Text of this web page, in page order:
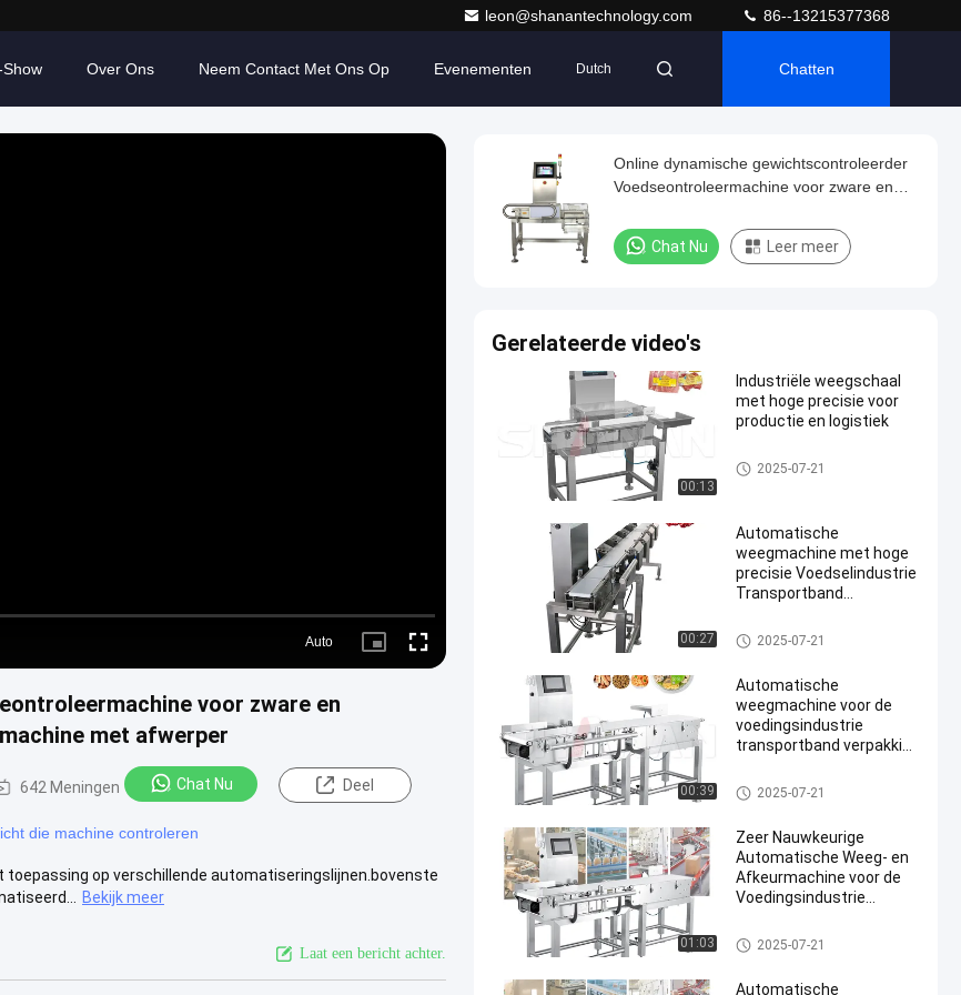
leon@shanantechnology.com 86--13215377368
Show Over Ons Neem Contact Met Ons Op Evenementen Dutch Chatten
Auto
Picture- Fullscreen
voor zware en
met afwerper
642 Meningen Chat Nu Deel
die machine controleren
toepassing op verschillende automatiseringslijnen.bovenste
Bekijk meer
Laat een bericht achter.
Online dynamische gewichtscontroleerder
Voedseontroleermachine voor zware en
Controleermachine met afwerper
Chat Nu Leer meer
Gerelateerde video's
00:13
Industriële weegschaal
met hoge precisie voor
productie en logistiek
De Controleur van het transpor
tbandgewicht
2025-07-21
00:27
Automatische
weegmachine met hoge
precisie Voedselindustrie
Transportband
Farmaceutische
producten
De Controleur van het transpor
tbandgewicht
2025-07-21
00:39
Automatische
weegmachine voor de
voedingsindustrie
transportband verpakking
gewichtssorteermachine
De Controleur van het transpor
tbandgewicht
2025-07-21
01:03
Zeer Nauwkeurige
Automatische Weeg- en
Afkeurmachine voor de
Voedingsindustrie
Checkweigher 300g-30kg
De Controleur van het transpor
tbandgewicht
2025-07-21
Automatische